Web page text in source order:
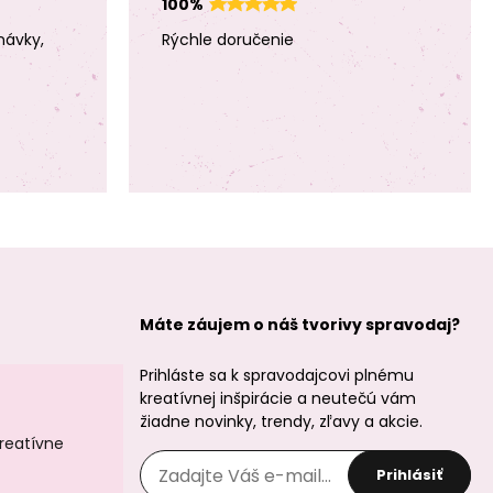
vianočný motív s
hviezdami 1mm
biely
vianočný motív s
hviezdami 1mm
tmavozelený
Filc / plsť
vianočný motív s
hviezdami 1mm
červený
Filc / plsť
vianočný motív
bodkovaný 1mm
béžový
Rýchle doručenie
Máte záujem o náš tvorivy spravodaj?
Prihláste sa k spravodajcovi plnému
kreatívnej inšpirácie a neutečú vám
žiadne novinky, trendy, zľavy a akcie.
Prihlásiť